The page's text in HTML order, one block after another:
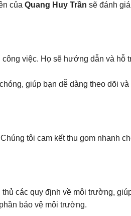
của Quang Huy Trần sẽ đánh
việc. Họ sẽ hướng dẫn và hỗ
giúp bạn dễ dàng theo dõi và
tôi cam kết thu gom nhanh
thủ các quy định về môi trường,
bảo vệ môi trường.